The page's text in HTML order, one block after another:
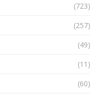
(723)
(257)
(49)
(11)
(60)